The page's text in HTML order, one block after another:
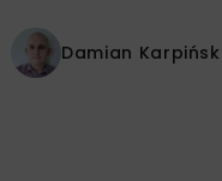
Damian